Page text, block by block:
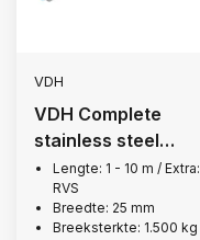
VDH
VDH Complete
stainless steel
lashing strap, 1,500
kg
Lengte: 1 - 10 m / Extra:
RVS
Breedte: 25 mm
Breeksterkte: 1.500 kg